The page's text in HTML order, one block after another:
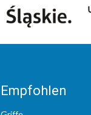
Empfohlen